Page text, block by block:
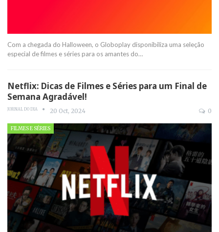
Com a chegada do Halloween, o Globoplay disponibiliza uma seleção
especial de filmes e séries para os amantes do…
Netflix: Dicas de Filmes e Séries para um Final de
Semana Agradável!
JORNAL DO DIA 20 Oct, 2024 0
FILMES E SÉRIES